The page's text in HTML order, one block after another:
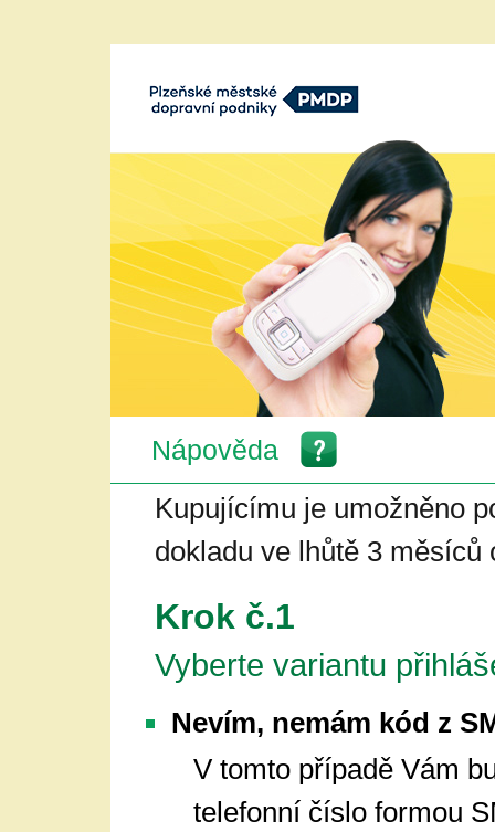
a.s.
Nápověda
Kupujícímu je umožněno
dokladu ve lhůtě 3 měsíců
Krok č.1
Vyberte variantu
Nevím, nemám kód z
V tomto případě Vám
telefonní číslo formou